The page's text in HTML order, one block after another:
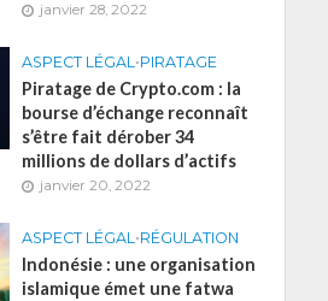
janvier 28, 2022
ASPECT LÉGAL•PIRATAGE
Piratage de Crypto.com : la
bourse d’échange reconnaît
s’être fait dérober 34
millions de dollars d’actifs
janvier 20, 2022
ASPECT LÉGAL•RÉGULATION
Indonésie : une organisation
islamique émet une fatwa